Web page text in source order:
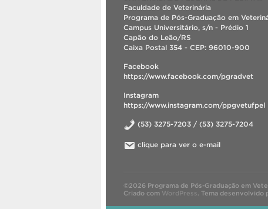
Faculdade de Veterinária
Programa de Pós-Graduação em
Campus Universitário, s/n - Prédio 1
Capão do Leão/RS
Caixa Postal 354 - CEP: 96010-900
Facebook
https://www.facebook.com/pgradvet
Instagram
https://www.instagram.com/ppgvetufpel
(53) 3275-7203 / (53) 3275-7204
clique para ver o e-mail
©2026 Programa de Pós-Graduação em
Criado com WordPress. Tema desenvolvido